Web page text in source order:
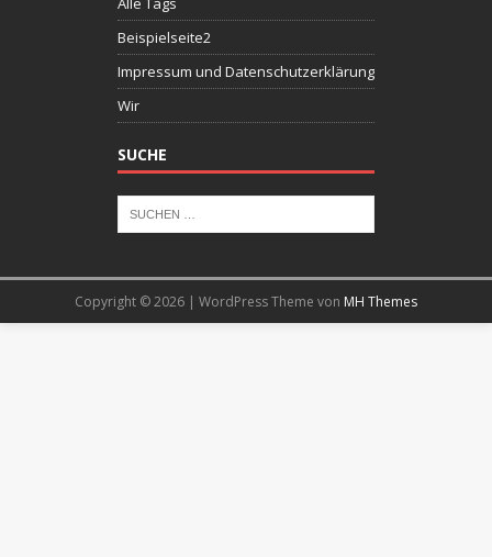
Beispielseite2
Impressum und Datenschutzerklärung
Wir
SUCHE
Copyright © 2026 | WordPress Theme von MH Themes